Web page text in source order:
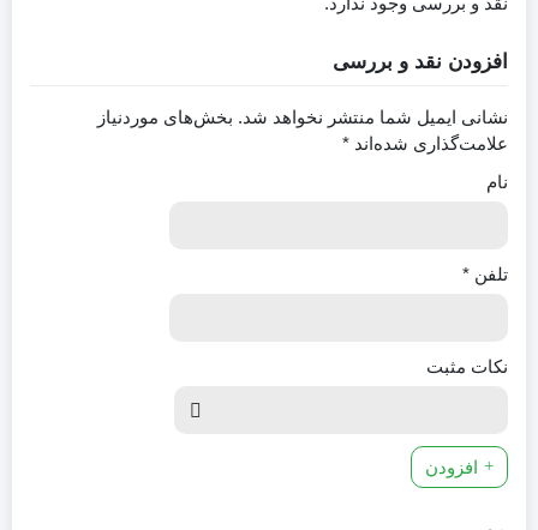
افزودن نقد و بررسی
نشانی ایمیل شما منتشر نخواهد شد. بخش‌های موردنیاز
علامت‌گذاری شده‌اند *
نام
تلفن *
نکات مثبت
افزودن